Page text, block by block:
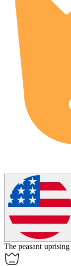
The peasant uprising